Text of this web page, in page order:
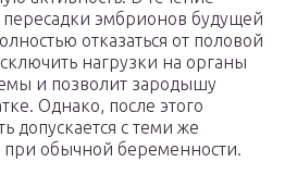
пересадки эмбрионов будущей
отказаться от половой
нагрузки на органы
и позволит зародышу
Однако, после этого
допускается с теми же
при обычной беременности.